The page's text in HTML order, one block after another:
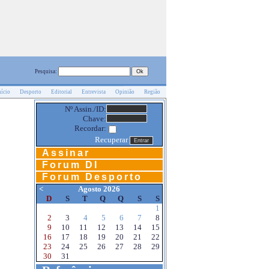
Pesquisa:
Desporto Editorial Entrevista Opinião Região
Nº Assin./ID:
Chave:
Recordar:
Recuperar
Assinar
Forum DI
Forum Desporto
<
Agosto 2026
D
S T Q Q S
S
1
2
3 4 5 6 7
8
9
10 11 12 13 14
15
16
17 18 19 20 21
22
23
24 25 26 27 28
29
30
31